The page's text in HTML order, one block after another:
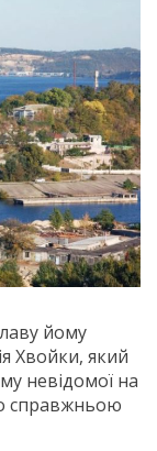
йому
Хвойки, який
невідомої на
справжньою